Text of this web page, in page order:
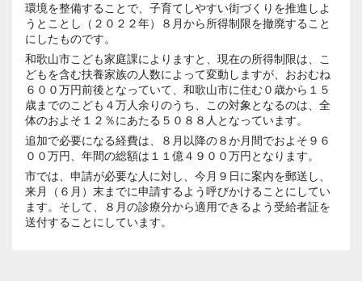
環境を整備することで、子育てしやすい街づくりを推進しよ
うとことし（２０２２年）８月から所得制限を撤廃すること
にしたものです。
和歌山市こども家庭課によりますと、現在の所得制限は、こ
どもを含む扶養家族の人数によって変動しますが、おおむね
６００万円前後となっていて、和歌山市に住む０歳から１５
歳までのこども４万人余りのうち、この対象となるのは、全
体のおよそ１２％にあたる５０８８人となっています。
追加で必要になる経費は、８月以降の８か月間でおよそ９６
００万円、年間の総額は１１億４９００万円となります。
市では、申請が必要な人に対し、今月９日に案内を郵送し、
来月（６月）末までに申請するよう呼びかけることにしてい
ます。そして、８月の診療分から適用できるよう受給者証を
送付することにしています。